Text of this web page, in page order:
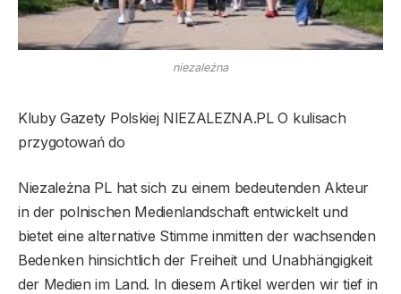
niezależna
Kluby Gazety Polskiej NIEZALEZNA.PL O kulisach
przygotowań do
Niezależna PL hat sich zu einem bedeutenden Akteur
in der polnischen Medienlandschaft entwickelt und
bietet eine alternative Stimme inmitten der wachsenden
Bedenken hinsichtlich der Freiheit und Unabhängigkeit
der Medien im Land. In diesem Artikel werden wir tief in